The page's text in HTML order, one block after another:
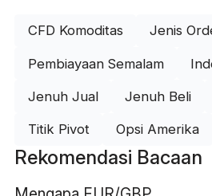
CFD Komoditas Jenis
Pembiayaan Semalam
Jenuh Jual Jenuh Beli
Titik Pivot Opsi Amerika
Rekomendasi Bacaan